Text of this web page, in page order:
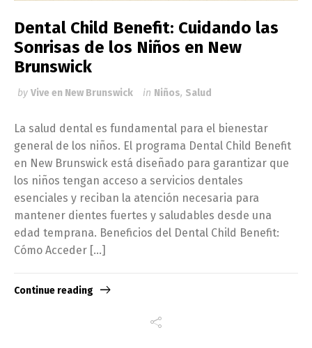
Dental Child Benefit: Cuidando las
Sonrisas de los Niños en New
Brunswick
by Vive en New Brunswick in Niños, Salud
La salud dental es fundamental para el bienestar
general de los niños. El programa Dental Child Benefit
en New Brunswick está diseñado para garantizar que
los niños tengan acceso a servicios dentales
esenciales y reciban la atención necesaria para
mantener dientes fuertes y saludables desde una
edad temprana. Beneficios del Dental Child Benefit:
Cómo Acceder […]
Continue reading